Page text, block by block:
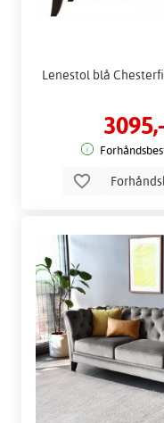
Lenestol blå
3095,-